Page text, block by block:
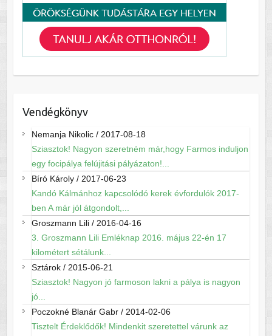
Vendégkönyv
Nemanja Nikolic/ 2017-08-18
Sziasztok! Nagyon szeretném már,hogy Farmos induljon
egy focipálya felújitási pályázaton!...
Bíró Károly/ 2017-06-23
Kandó Kálmánhoz kapcsolódó kerek évfordulók 2017-
ben A már jól átgondolt,...
Groszmann Lili/ 2016-04-16
3. Groszmann Lili Emléknap 2016. május 22-én 17
kilométert sétálunk...
Sztárok/ 2015-06-21
Sziasztok! Nagyon jó farmoson lakni a pálya is nagyon
jó...
Poczokné Blanár Gabr/ 2014-02-06
Tisztelt Érdeklődők! Mindenkit szeretettel várunk az